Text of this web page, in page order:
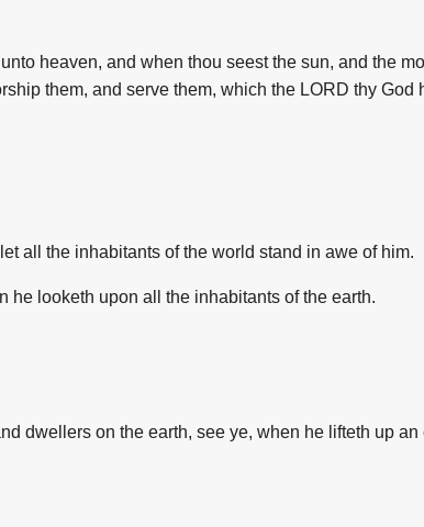
heaven, and when thou seest the sun, and the
them, and serve them, which the LORD thy
all the inhabitants of the world stand in awe ofhim.
he looketh upon all the inhabitants of the earth.
dwellers on the earth, see ye, when he lifteth up an